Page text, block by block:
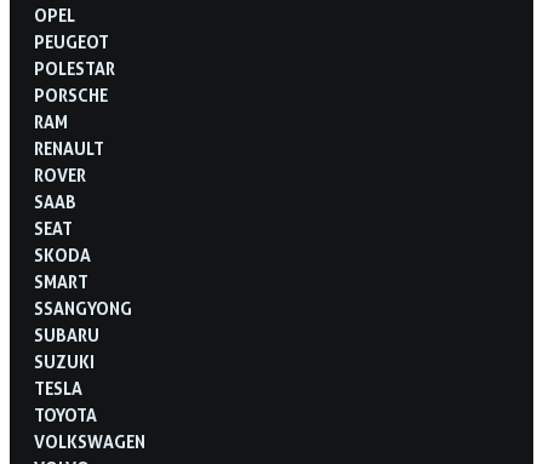
OPEL
PEUGEOT
POLESTAR
PORSCHE
RAM
RENAULT
ROVER
SAAB
SEAT
SKODA
SMART
SSANGYONG
SUBARU
SUZUKI
TESLA
TOYOTA
VOLKSWAGEN